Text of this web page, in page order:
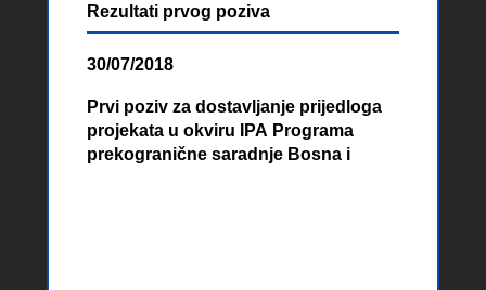
Rezultati prvog poziva
30/07/2018
Prvi poziv za dostavljanje prijedloga
projekata u okviru IPA Programa
prekogranične saradnje Bosna i